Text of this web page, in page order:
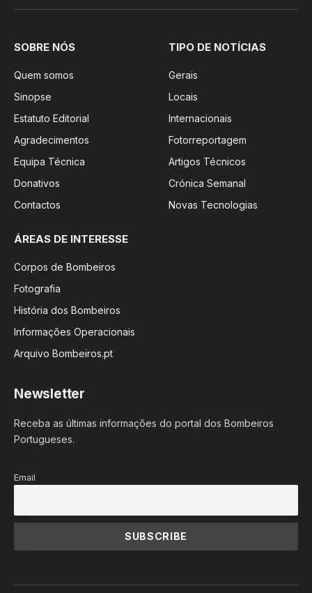
SOBRE NÓS
Quem somos
Sinopse
Estatuto Editorial
Agradecimentos
Equipa Técnica
Donativos
Contactos
TIPO DE NOTÍCIAS
Gerais
Locais
Internacionais
Fotorreportagem
Artigos Técnicos
Crónica Semanal
Novas Tecnologias
ÁREAS DE INTERESSE
Corpos de Bombeiros
Fotografia
História dos Bombeiros
Informações Operacionais
Arquivo Bombeiros.pt
Newsletter
Receba as últimas informações do portal dos Bombeiros
Portugueses.
Email